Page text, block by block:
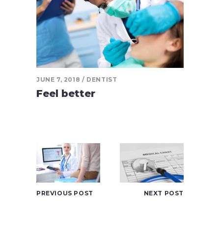
JUNE 7, 2018 DENTIST
Feel better
PREVIOUS POST NEXT POST